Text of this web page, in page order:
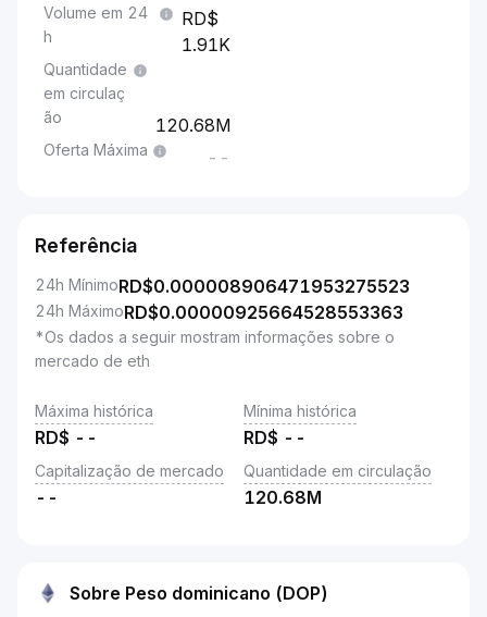
Volume em 24
h
1.91K
Quantidade
em circulaç
ão
120.68M
Oferta Máxima --
Referência
24h MínimoRD$0.000008906471953275523
24h MáximoRD$0.00000925664528553363
*Os dados a seguir mostram informações sobre o
mercado de eth
Máxima histórica
RD$ --
Mínima histórica
RD$ --
Capitalização de mercado
--
Quantidade em circulação
120.68M
Sobre Peso dominicano (DOP)